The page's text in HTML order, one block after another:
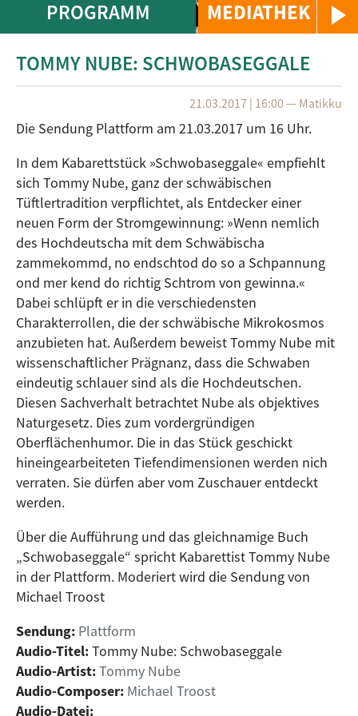
MEDIATHEK
PROGRAMM
TOMMY NUBE: SCHWOBASEGGALE
21.03.2017 | 16:00— Matikku
Die Sendung Plattform am 21.03.2017 um 16 Uhr.
In dem Kabarettstück »Schwobaseggale« empfiehlt
sich Tommy Nube, ganz der schwäbischen
Tüftlertradition verpflichtet, als Entdecker einer
neuen Form der Stromgewinnung: »Wenn nemlich
des Hochdeutscha mit dem Schwäbischa
zammekommd, no endschtod do so a Schpannung
ond mer kend do richtig Schtrom von gewinna.«
Dabei schlüpft er in die verschiedensten
Charakterrollen, die der schwäbische Mikrokosmos
anzubieten hat. Außerdem beweist Tommy Nube mit
wissenschaftlicher Prägnanz, dass die Schwaben
eindeutig schlauer sind als die Hochdeutschen.
Diesen Sachverhalt betrachtet Nube als objektives
Naturgesetz. Dies zum vordergründigen
Oberflächenhumor. Die in das Stück geschickt
hineingearbeiteten Tiefendimensionen werden nich
verraten. Sie dürfen aber vom Zuschauer entdeckt
werden.
Über die Aufführung und das gleichnamige Buch
„Schwobaseggale“ spricht Kabarettist Tommy Nube
in der Plattform. Moderiert wird die Sendung von
Michael Troost
Sendung: Plattform
Audio-Titel:Tommy Nube: Schwobaseggale
Audio-Artist:Tommy Nube
Audio-Composer: Michael Troost
Audio-Datei: